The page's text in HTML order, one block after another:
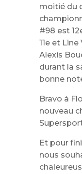
moitié du
#98 est
11e et
Alexis
durant la
bonne
Bravo à
nouveau
Et pour
nous